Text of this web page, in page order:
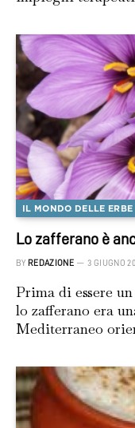
IL MONDO DELLE ERBE
Lo zafferano è
BY REDAZIONE 3 GIUGNO
Prima di essere
lo zafferano era
Mediterraneo